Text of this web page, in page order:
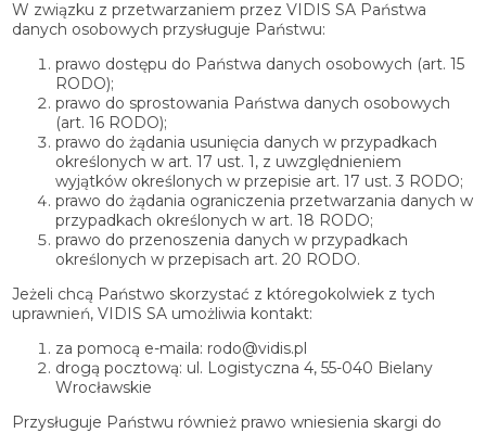
W związku z przetwarzaniem przez VIDIS SA Państwa
danych osobowych przysługuje Państwu:
prawo dostępu do Państwa danych osobowych (art. 15
RODO);
prawo do sprostowania Państwa danych osobowych
(art. 16 RODO);
prawo do żądania usunięcia danych w przypadkach
określonych w art. 17 ust. 1, z uwzględnieniem
wyjątków określonych w przepisie art. 17 ust. 3 RODO;
prawo do żądania ograniczenia przetwarzania danych w
przypadkach określonych w art. 18 RODO;
prawo do przenoszenia danych w przypadkach
określonych w przepisach art. 20 RODO.
Jeżeli chcą Państwo skorzystać z któregokolwiek z tych
uprawnień, VIDIS SA umożliwia kontakt:
za pomocą e-maila: rodo@vidis.pl
drogą pocztową: ul. Logistyczna 4, 55-040 Bielany
Wrocławskie
Przysługuje Państwu również prawo wniesienia skargi do